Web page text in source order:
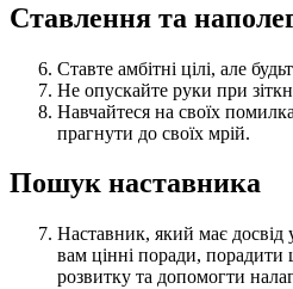
Ставлення та
Ставте амбітні цілі, але
Не опускайте руки при
Навчайтеся на своїх
прагнути до своїх мрій.
Пошук наставника
Наставник, який має досвід
вам цінні поради, порадити
розвитку та допомогти